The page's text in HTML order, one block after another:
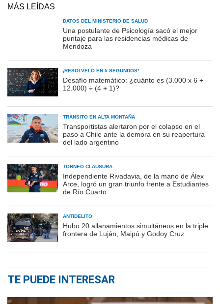
MÁS LEÍDAS
DATOS DEL MINISTERIO DE SALUD
Una postulante de Psicología sacó el mejor
puntaje para las residencias médicas de
Mendoza
¡RESOLVELO EN 5 SEGUNDOS!
Desafío matemático: ¿cuánto es (3.000 x 6 +
12.000) ÷ (4 + 1)?
TRÁNSITO EN ALTA MONTAÑA
Transportistas alertaron por el colapso en el
paso a Chile ante la demora en su reapertura
del lado argentino
TORNEO CLAUSURA
Independiente Rivadavia, de la mano de Álex
Arce, logró un gran triunfo frente a Estudiantes
de Río Cuarto
ANTIDELITO
Hubo 20 allanamientos simultáneos en la triple
frontera de Luján, Maipú y Godoy Cruz
TE PUEDE INTERESAR